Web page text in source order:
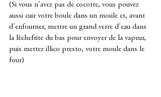
(Si vous n'avez pas de cocotte, vous pouvez
aussi cuir votre boule dans un moule et, avant
d'enfourner, mettre un grand verre d'eau dans
la lèchefrite du bas pour envoyer de la vapeur,
puis mettez illico presto, votre moule dans le
four)